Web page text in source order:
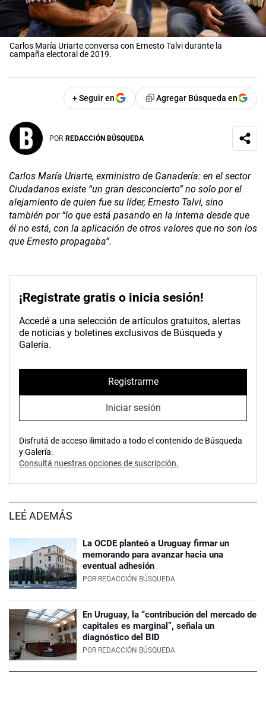
Carlos María Uriarte conversa con Ernesto Talvi durante la
campaña electoral de 2019.
+ Seguir en Agregar Búsqueda en
POR REDACCIÓN BÚSQUEDA
Carlos María Uriarte, exministro de Ganadería: en el sector
Ciudadanos existe “un gran desconcierto” no solo por el
alejamiento de quien fue su líder, Ernesto Talvi, sino
también por “lo que está pasando en la interna desde que
él no está, con la aplicación de otros valores que no son los
que Ernesto propagaba”.
¡Registrate gratis o inicia sesión!
Accedé a una selección de artículos gratuitos, alertas
de noticias y boletines exclusivos de Búsqueda y
Galería.
Registrarme
Iniciar sesión
Disfrutá de acceso ilimitado a todo el contenido de Búsqueda
y Galería.
Consultá nuestras opciones de suscripción.
LEÉ ADEMÁS
La OCDE planteó a Uruguay firmar un
memorando para avanzar hacia una
eventual adhesión
POR REDACCIÓN BÚSQUEDA
En Uruguay, la “contribución del mercado de
capitales es marginal”, señala un
diagnóstico del BID
POR REDACCIÓN BÚSQUEDA